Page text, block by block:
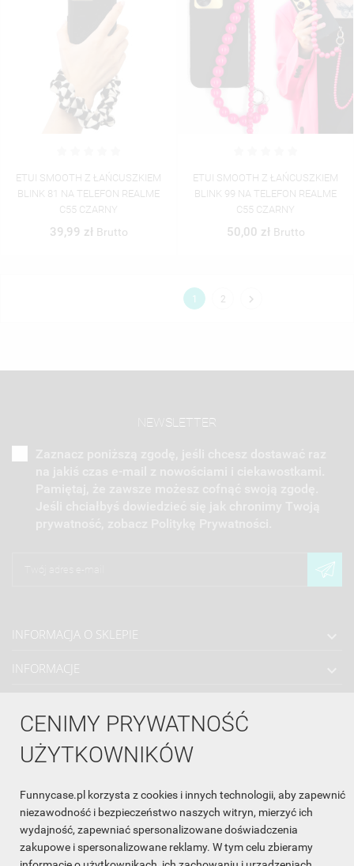
CENIMY PRYWATNOŚĆ
UŻYTKOWNIKÓW
Funnycase.pl korzysta z cookies i innych technologii, aby zapewnić
niezawodność i bezpieczeństwo naszych witryn, mierzyć ich
wydajność, zapewniać spersonalizowane doświadczenia
zakupowe i spersonalizowane reklamy. W tym celu zbieramy
ETUI SMOOTH Z ŁAŃCUSZKIEM
BLINK 81 NA TELEFON REALME
C55 CZARNY
39,99 zł Brutto
ETUI SMOOTH Z ŁAŃCUSZKIEM
BLINK 99 NA TELEFON REALME
C55 CZARNY
50,00 zł Brutto
1 2 
NEWSLETTER
INFORMACJA O SKLEPIE
INFORMACJE
WSPÓŁPRACA
Made with❤in Poland